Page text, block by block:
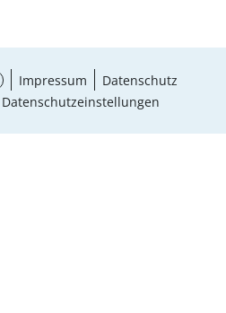
Impressum
Datenschutz
Datenschutzeinstellungen